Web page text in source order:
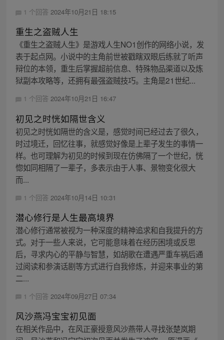
1 个回答 2024年10月21日 18:15
重生之盗贼人生
《重生之盗贼人生》是游戏人生NO1创作的网络小说，发
表于起点网。小说中的主角前世被戳瞎双眼后练就了听声
辩位的本领，重生后掌握超前信息、特殊物品渠道以及炼
狱副本攻略等，还拥有最强盗贼技巧。主角是21世纪...
1 个回答 2024年10月21日 16:47
初见之时恍如隔世含义
初见之时恍如隔世的含义是，感觉时间已经过去了很久，
时过境迁，回忆往事，就感觉好像是上辈子发生的事情一
样。也可理解为初见的时候到现在仿佛隔了一个世纪，恍
惚如同相隔了一辈子，多表示由于人事、景物变化很大
而...
1 个回答 2024年10月14日 10:31
潜心修行是人生最高境界
潜心修行通常被视为一种深度的精神追求和自我提升的方
式。对于一些人来说，它可能意味着在经历困境或反思
后，寻求内心的平静与智慧，如胡歌在遭遇严重车祸后通
过阅读和参演话剧等方式进行自我修炼，并迎来事业的第
二...
1 个回答 2024年09月27日 07:34
风沙燕冯宝宝初见面
在相关作品中，在风正豪授意风沙燕带人寻找张楚岚期